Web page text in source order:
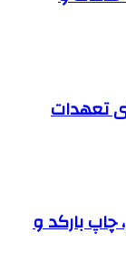
تعهدات
چاپ بارکد و